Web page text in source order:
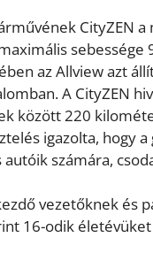
CityZEN
az Allview azt
A CityZEN
között 220
igazolta, hogy
számára,
vezetőknek és
16-odik